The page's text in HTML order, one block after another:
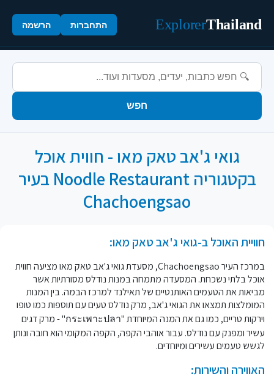
Thailand
Explorer התחברות הרשמה
חפש
גואי ג'אב טאק מאו - חווית אוכל
בקטגוריה Noodle Restaurant בעיר
Chachoengsao
חוויית האוכל ב-גואי ג'אב טאק מאו:
במרכז העיר Chachoengsao, מסעדת גואי ג'אב טאק מאו מציעה חווית
אוכל בלתי נשכחת. המסעדה מתמחה במנות נודלס מסורתיות אשר
מביאות את הטעמים האותנטיים של תאילנד למרכז הבמה. בין המנות
המומלצות תמצאו את הגואי ג'אב, מרק נודלס טעים עם תוספות כמו טופו
וירקות טריים, כמו גם את המנה המיוחדת "กระเพาะปลา" - מרק דגים
עשיר ומפנק עם נודלס. עבור אוהבי הקפה, הקפה המקומי הוא חובה ונותן
לגשש טעמים עשירים ומיוחדים.
האווירה והשירות: